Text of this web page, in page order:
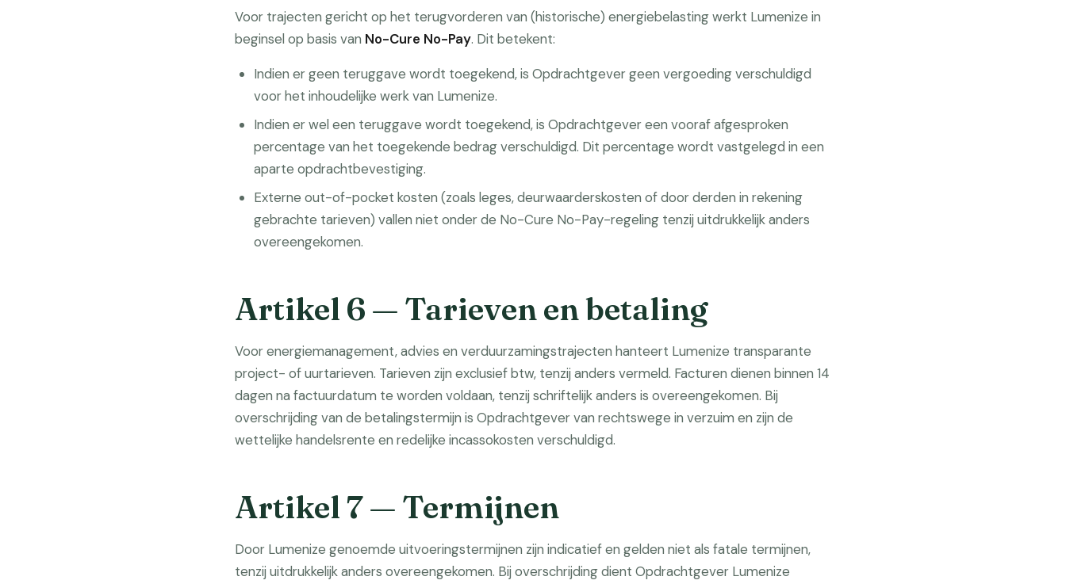
Voor trajecten gericht op het terugvorderen van (historische) energiebelasting werkt Lumenize in
beginsel op basis van No-Cure No-Pay. Dit betekent:
Indien er geen teruggave wordt toegekend, is Opdrachtgever geen vergoeding verschuldigd
voor het inhoudelijke werk van Lumenize.
Indien er wel een teruggave wordt toegekend, is Opdrachtgever een vooraf afgesproken
percentage van het toegekende bedrag verschuldigd. Dit percentage wordt vastgelegd in een
aparte opdrachtbevestiging.
Externe out-of-pocket kosten (zoals leges, deurwaarderskosten of door derden in rekening
gebrachte tarieven) vallen niet onder de No-Cure No-Pay-regeling tenzij uitdrukkelijk anders
overeengekomen.
Artikel 6 — Tarieven en betaling
Voor energiemanagement, advies en verduurzamingstrajecten hanteert Lumenize transparante
project- of uurtarieven. Tarieven zijn exclusief btw, tenzij anders vermeld. Facturen dienen binnen 14
dagen na factuurdatum te worden voldaan, tenzij schriftelijk anders is overeengekomen. Bij
overschrijding van de betalingstermijn is Opdrachtgever van rechtswege in verzuim en zijn de
wettelijke handelsrente en redelijke incassokosten verschuldigd.
Artikel 7 — Termijnen
Door Lumenize genoemde uitvoeringstermijnen zijn indicatief en gelden niet als fatale termijnen,
tenzij uitdrukkelijk anders overeengekomen. Bij overschrijding dient Opdrachtgever Lumenize